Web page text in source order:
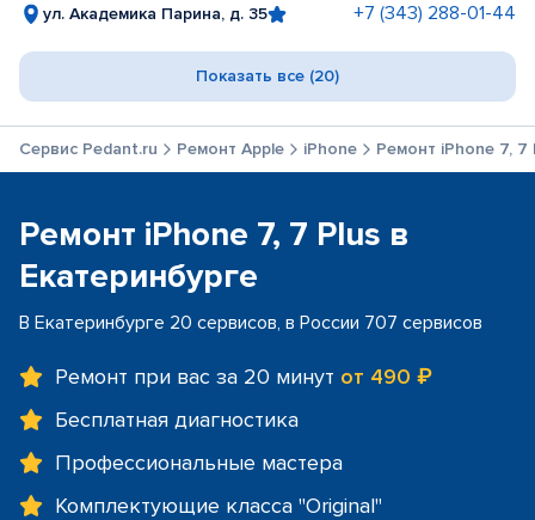
ул. Академика Парина, д. 35 +7 (343) 288-01-44
Показать все (20)
Сервис Pedant.ru Ремонт Apple iPhone Ремонт iPhone 7, 7
Ремонт iPhone 7, 7 Plus в
Екатеринбурге
В Екатеринбурге 20 сервисов, в России 707 сервисов
Ремонт при вас за 20 минут от 490 ₽
Бесплатная диагностика
Профессиональные мастера
Комплектующие класса "Original"